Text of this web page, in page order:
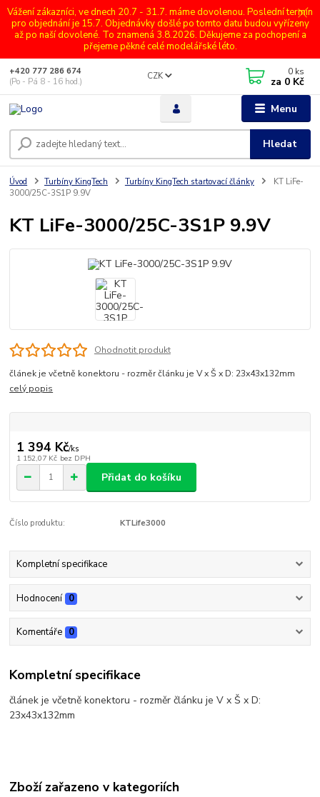
Vážení zákazníci, ve dnech 20.7 - 31.7. máme dovolenou. Poslední termín
pro objednání je 15.7. Objednávky došlé po tomto datu budou vyřízeny
až po naší dovolené. To znamená 3.8.2026. Děkujeme za pochopení a
přejeme pěkné celé modelářské léto.
Menu
CZK
Hledat
+420 777 286 674
(Po - Pá 8 - 16 hod.)
0 ks
za 0 Kč
Úvod Turbíny KingTech Turbíny KingTech startovací články
KT LiFe-
3000/25C-3S1P 9.9V
KT LiFe-3000/25C-3S1P 9.9V
Ohodnotit produkt
článek je včetně konektoru - rozměr článku je V x Š x D: 23x43x132mm
celý popis
1 394 Kč/ks
1 152,07 Kč bez DPH
Přidat do košíku
Číslo produktu: KTLife3000
Kompletní specifikace
Hodnocení 0
Komentáře 0
Kompletní specifikace
článek je včetně konektoru - rozměr článku je V x Š x D:
23x43x132mm
Zboží zařazeno v kategoriích